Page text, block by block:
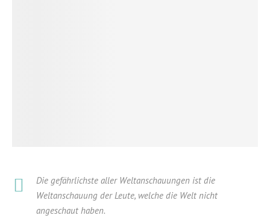
Die gefährlichste aller Weltanschauungen ist die
Weltanschauung der Leute, welche die Welt nicht
angeschaut haben.